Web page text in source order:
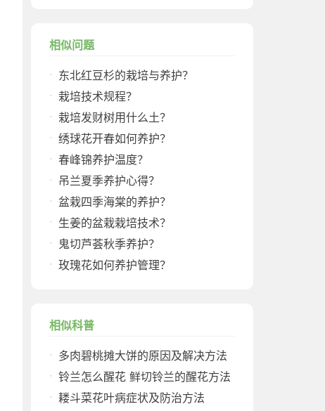
相似问题
东北红豆杉的栽培与养护？
栽培技术规程？
栽培发财树用什么土？
绣球花开春如何养护？
春峰锦养护温度？
吊兰夏季养护心得？
盆栽四季海棠的养护？
生姜的盆栽栽培技术？
鬼切芦荟秋季养护？
玫瑰花如何养护管理？
相似科普
多肉碧桃摊大饼的原因及解决方法
铃兰怎么醒花 鲜切铃兰的醒花方法
耧斗菜花叶病症状及防治方法